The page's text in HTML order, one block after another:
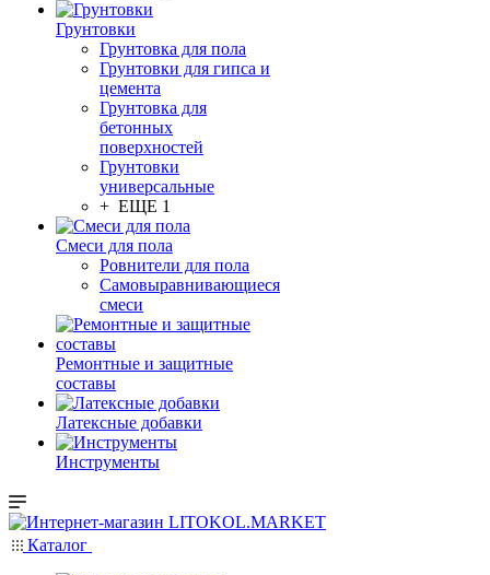
Грунтовки
Грунтовка для пола
Грунтовки для гипса и
цемента
Грунтовка для
бетонных
поверхностей
Грунтовки
универсальные
+ ЕЩЕ 1
Смеси для пола
Ровнители для пола
Самовыравнивающиеся
смеси
Ремонтные и защитные
составы
Латексные добавки
Инструменты
Каталог